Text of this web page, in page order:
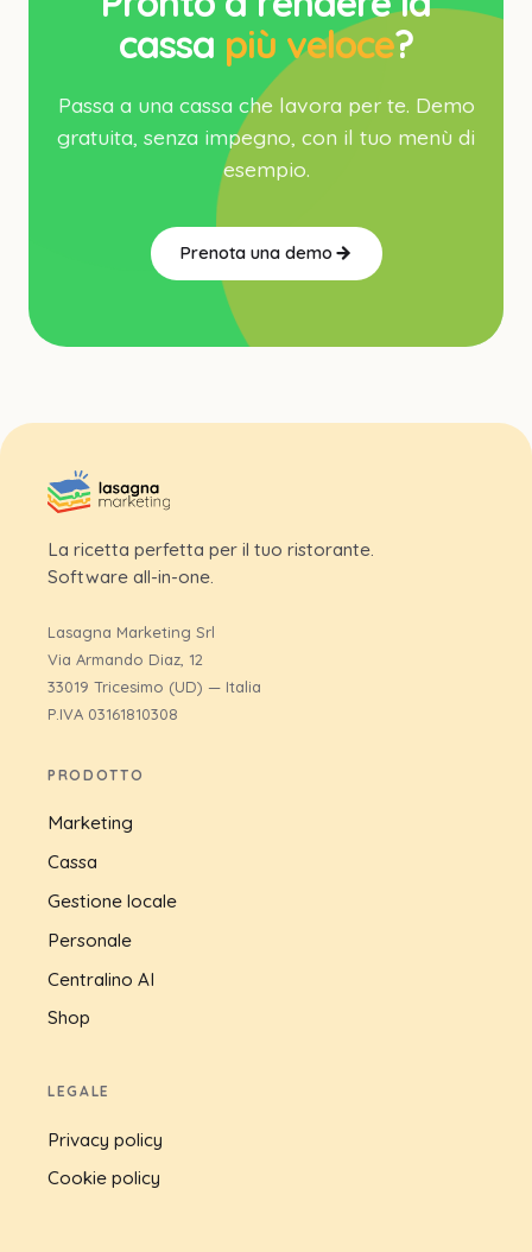
cassa più veloce?
Passa a una cassa che lavora per te. Demo
gratuita, senza impegno, con il tuo menù di
esempio.
Prenota una demo
La ricetta perfetta per il tuo ristorante.
Software all-in-one.
Lasagna Marketing Srl
Via Armando Diaz, 12
33019 Tricesimo (UD) — Italia
P.IVA 03161810308
PRODOTTO
Marketing
Cassa
Gestione locale
Personale
Centralino AI
Shop
LEGALE
Privacy policy
Cookie policy